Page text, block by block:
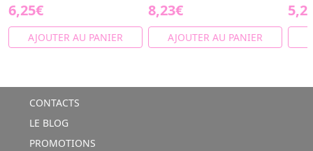
6,25€
AJOUTER AU PANIER
8,23€
AJOUTER AU PANIER
CONTACTS
LE BLOG
PROMOTIONS